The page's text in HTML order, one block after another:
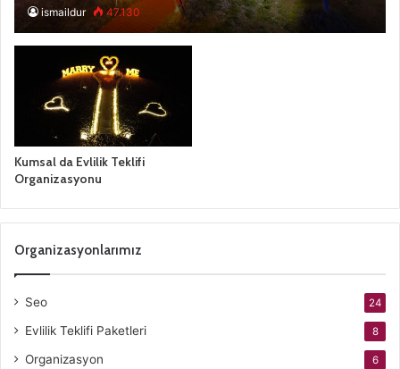
ismaildur 47.130
Kumsal da Evlilik Teklifi
Organizasyonu
Organizasyonlarımız
Seo 24
Evlilik Teklifi Paketleri 8
Organizasyon 6